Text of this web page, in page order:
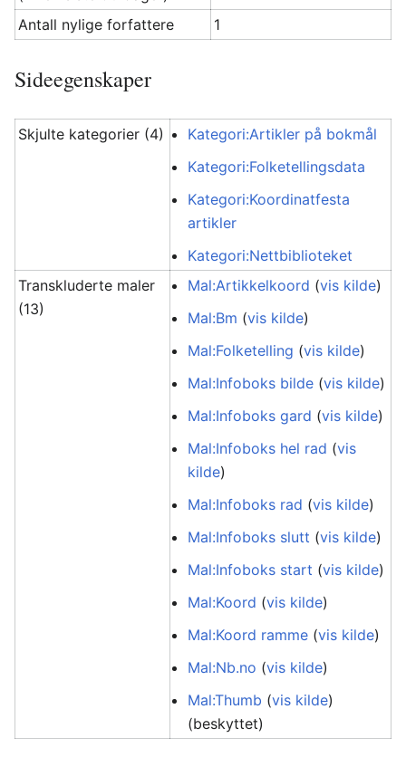
Antall nylige forfattere 1
Sideegenskaper
Skjulte kategorier (4)
Kategori:Artikler på bokmål
Kategori:Folketellingsdata
Kategori:Koordinatfesta
artikler
Kategori:Nettbiblioteket
Transkluderte maler
(13)
Mal:Artikkelkoord (vis kilde)
Mal:Bm (vis kilde)
Mal:Folketelling (vis kilde)
Mal:Infoboks bilde (vis kilde)
Mal:Infoboks gard (vis kilde)
Mal:Infoboks hel rad (vis
kilde)
Mal:Infoboks rad (vis kilde)
Mal:Infoboks slutt (vis kilde)
Mal:Infoboks start (vis kilde)
Mal:Koord (vis kilde)
Mal:Koord ramme (vis kilde)
Mal:Nb.no (vis kilde)
Mal:Thumb (vis kilde)
(beskyttet)